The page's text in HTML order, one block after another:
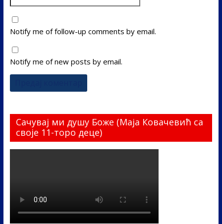
Notify me of follow-up comments by email.
Notify me of new posts by email.
Сачувај ми душу Боже (Маја Ковачевић са
своје 11-торо деце)